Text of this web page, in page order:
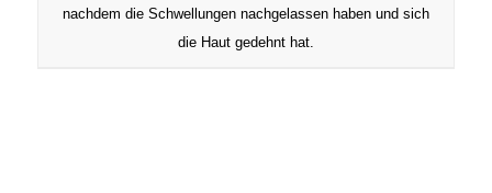
nachdem die Schwellungen nachgelassen haben und sich
die Haut gedehnt hat.